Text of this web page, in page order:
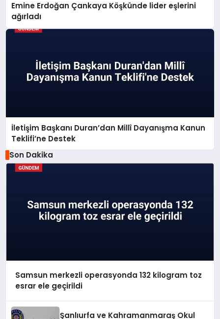
Emine Erdoğan Çankaya Köşkünde lider eşlerini
ağırladı
İletişim Başkanı Duran’dan Millî Dayanışma Kanun
Teklifi’ne Destek
Son Dakika
Samsun merkezli operasyonda 132 kilogram toz
esrar ele geçirildi
Şanlıurfa ve Kahramanmaraş Okul